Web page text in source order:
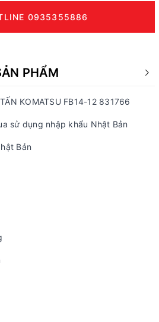
0935355886
PHẨM
KOMATSU FB14-12 831766
sử dụng nhập khẩu Nhật Bản
Bản